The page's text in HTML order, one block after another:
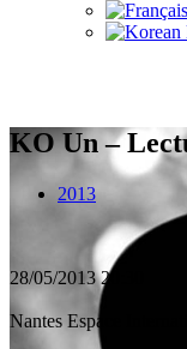
KO Un –
2013
28/05/2013 20:30
Nantes Espace